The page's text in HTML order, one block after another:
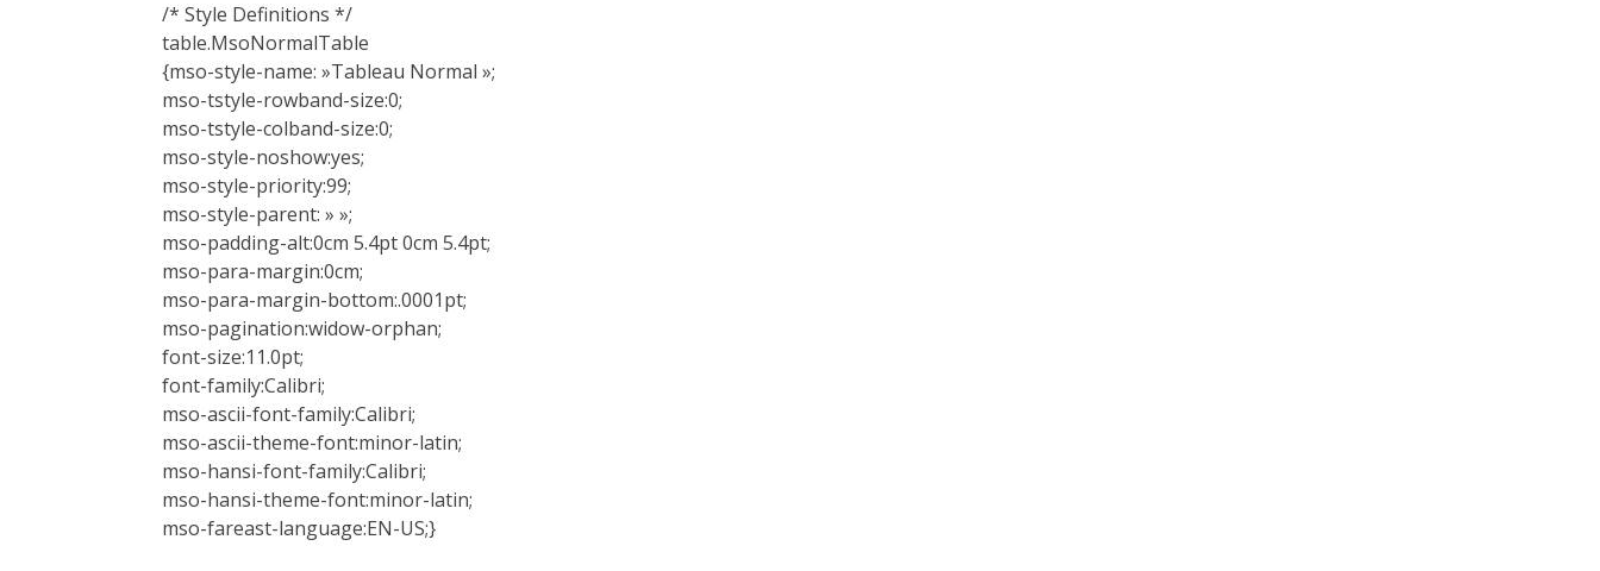
/* Style Definitions */
table.MsoNormalTable
{mso-style-name: »Tableau Normal »;
mso-tstyle-rowband-size:0;
mso-tstyle-colband-size:0;
mso-style-noshow:yes;
mso-style-priority:99;
mso-style-parent: » »;
mso-padding-alt:0cm 5.4pt 0cm 5.4pt;
mso-para-margin:0cm;
mso-para-margin-bottom:.0001pt;
mso-pagination:widow-orphan;
font-size:11.0pt;
font-family:Calibri;
mso-ascii-font-family:Calibri;
mso-ascii-theme-font:minor-latin;
mso-hansi-font-family:Calibri;
mso-hansi-theme-font:minor-latin;
mso-fareast-language:EN-US;}